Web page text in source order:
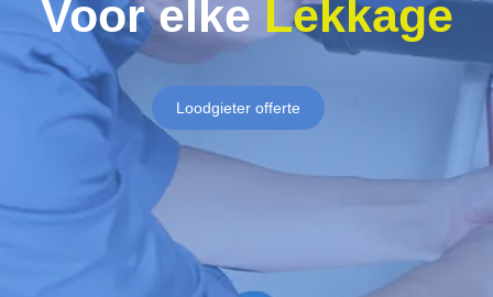
Voor elke Lekkage
Loodgieter offerte